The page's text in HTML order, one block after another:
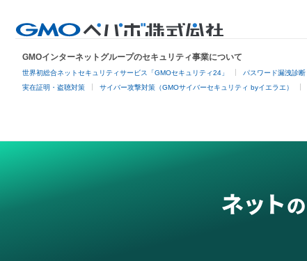
GMOインターネットグループのセキュリティ事業について
世界初総合ネットセキュリティサービス「GMOセキュリティ24」 パスワード漏洩診断
実在証明・盗聴対策 サイバー攻撃対策（GMOサイバーセキュリティ byイエラエ）